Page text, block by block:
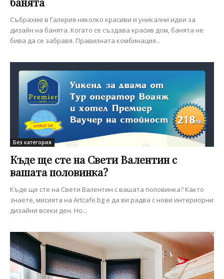
Събрахме в Галерия няколко красиви и уникални идеи за
дизайн на банята. Когато се създава красив дом, банята не
бива да се забравя. Правилната комбинация...
Без категория
Къде ще сте на Свети Валентин с
вашата половинка?
Къде ще сте на Свети Валентин с вашата половинка? Както
знаете, мисията на Artcafe.bg е да ви радва с нови интериорни
дизайни всеки ден. Но...